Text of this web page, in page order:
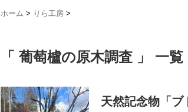
ホーム > りら工房 >
「 葡萄櫨の原木調査 」 一覧
天然記念物「ブ